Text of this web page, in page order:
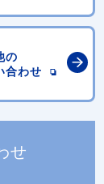
の
合わせ
せ